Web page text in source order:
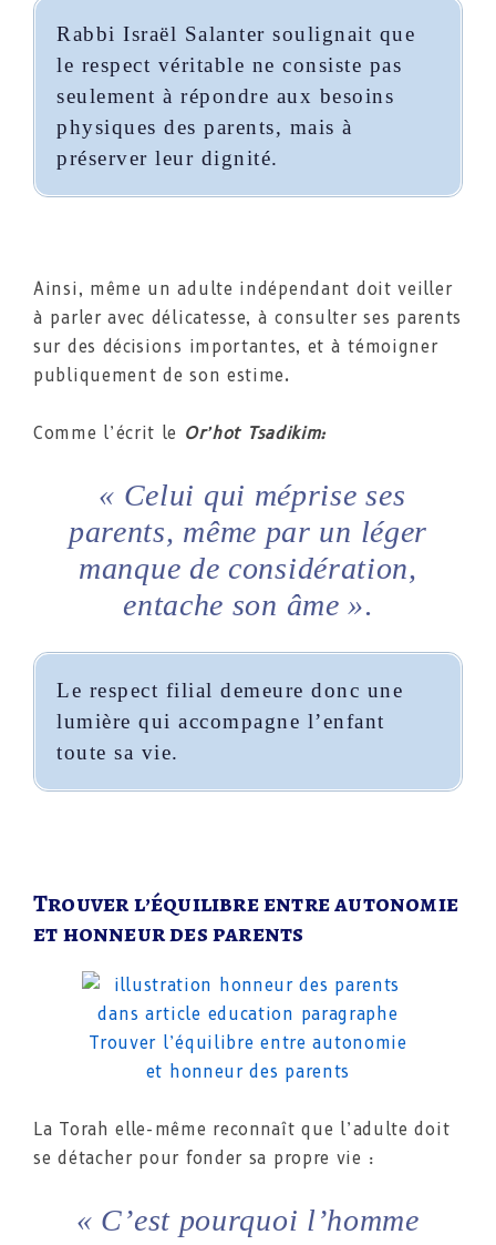
Rabbi Israël Salanter soulignait que
le respect véritable ne consiste pas
seulement à répondre aux besoins
physiques des parents, mais à
préserver leur dignité.
Ainsi, même un adulte indépendant doit veiller
à parler avec délicatesse, à consulter ses parents
sur des décisions importantes, et à témoigner
publiquement de son estime.
Comme l’écrit le Or’hot Tsadikim:
« Celui qui méprise ses
parents, même par un léger
manque de considération,
entache son âme ».
Le respect filial demeure donc une
lumière qui accompagne l’enfant
toute sa vie.
Trouver l’équilibre entre autonomie
et honneur des parents
La Torah elle-même reconnaît que l’adulte doit
se détacher pour fonder sa propre vie :
« C’est pourquoi l’homme